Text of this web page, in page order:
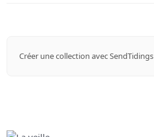
Créer une collection avec SendTidings